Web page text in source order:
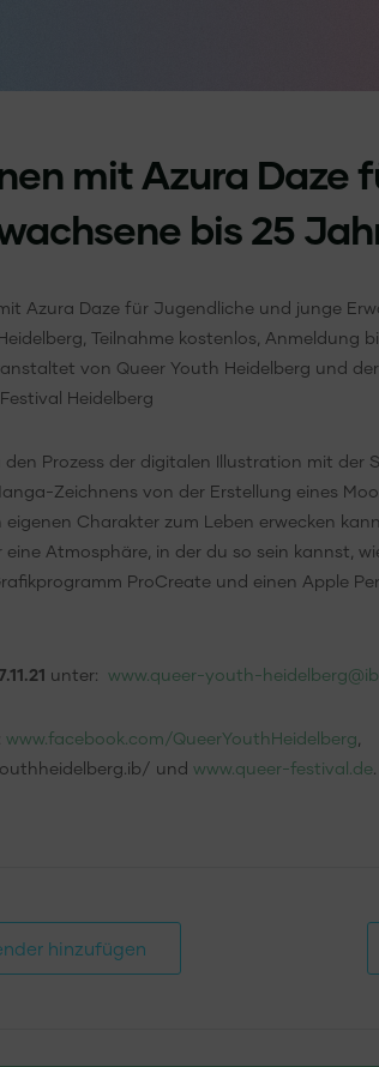
mit Azura Daze
bis 25
Azura Daze für Jugendliche und junge
Teilnahme kostenlos, Anmeldung
von Queer Youth Heidelberg und
Heidelberg
den Prozess der digitalen Illustration mit der
Zeichnens von der Erstellung eines
eigenen Charakter zum Leben erwecken
Atmosphäre, in der du so sein kannst,
ProCreate und einen Apple
unter: www.queer-youth-
www.facebook.com/QueerYouthHeidelberg
und www.queer-festival.de
hinzufügen